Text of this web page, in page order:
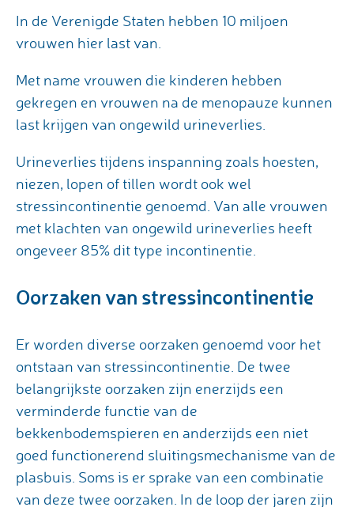
In de Verenigde Staten hebben 10 miljoen
vrouwen hier last van.
Met name vrouwen die kinderen hebben
gekregen en vrouwen na de menopauze kunnen
last krijgen van ongewild urineverlies.
Urineverlies tijdens inspanning zoals hoesten,
niezen, lopen of tillen wordt ook wel
stressincontinentie genoemd. Van alle vrouwen
met klachten van ongewild urineverlies heeft
ongeveer 85% dit type incontinentie.
Oorzaken van stressincontinentie
Er worden diverse oorzaken genoemd voor het
ontstaan van stressincontinentie. De twee
belangrijkste oorzaken zijn enerzijds een
verminderde functie van de
bekkenbodemspieren en anderzijds een niet
goed functionerend sluitingsmechanisme van de
plasbuis. Soms is er sprake van een combinatie
van deze twee oorzaken. In de loop der jaren zijn